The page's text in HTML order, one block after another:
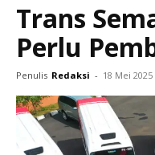
Trans
Perlu
Penulis Redaksi - 18 Mei 2025